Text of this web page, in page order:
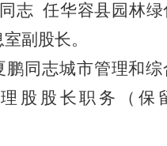
志 任华容县园林
副股长。
鹏同志城市管理和
股股长职务（保